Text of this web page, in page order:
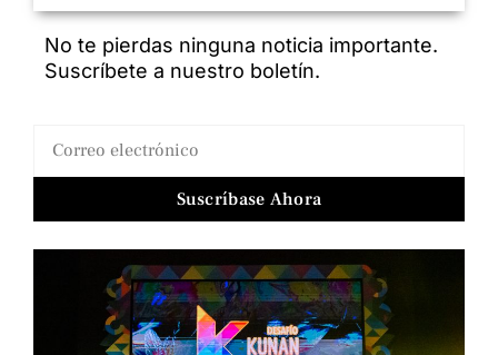
No te pierdas ninguna noticia importante.
Suscríbete a nuestro boletín.
Suscríbase Ahora